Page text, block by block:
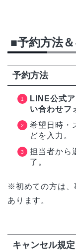
■予約方法
予約方法
LINE公式
い合わせフ
希望日時・
どを入力。
担当者から
了。
※初めての方は、
あります。
キャンセル規定